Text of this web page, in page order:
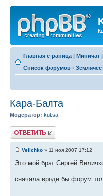
Главная страница | Миничат |
Список форумов ‹
Кара-Балта
Модератор: kuksa
Ответить
Velichko » 11 ноя 2007 17:12
Это мой брат Сергей
сначала вроде бы форум